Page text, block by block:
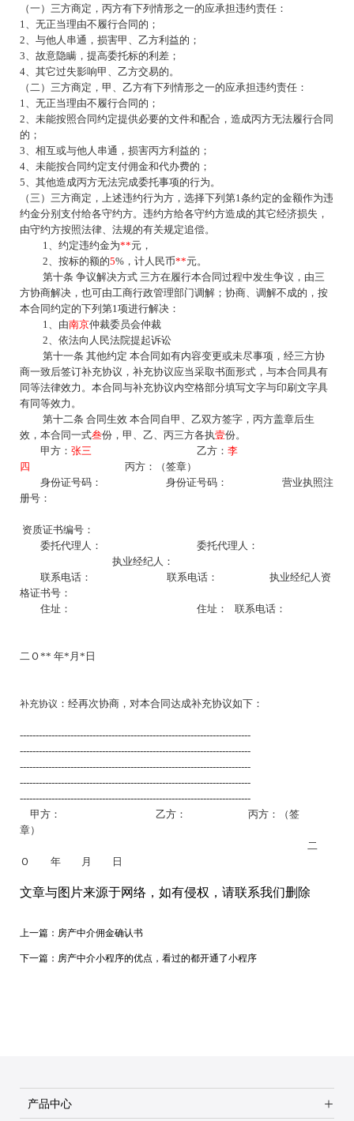
（一）三方商定，丙方有下列情形之一的应承担违约责任：
1、无正当理由不履行合同的；
2、与他人串通，损害甲、乙方利益的；
3、故意隐瞒，提高委托标的利差；
4、其它过失影响甲、乙方交易的。
（二）三方商定，甲、乙方有下列情形之一的应承担违约责任：
1、无正当理由不履行合同的；
2、未能按照合同约定提供必要的文件和配合，造成丙方无法履行合同
的；
3、相互或与他人串通，损害丙方利益的；
4、未能按合同约定支付佣金和代办费的；
5、其他造成丙方无法完成委托事项的行为。
（三）三方商定，上述违约行为方，选择下列第1条约定的金额作为违
约金分别支付给各守约方。违约方给各守约方造成的其它经济损失，
由守约方按照法律、法规的有关规定追偿。
1、约定违约金为**元，
2、按标的额的5%，计人民币**元。
第十条 争议解决方式 三方在履行本合同过程中发生争议，由三
方协商解决，也可由工商行政管理部门调解；协商、调解不成的，按
本合同约定的下列第1项进行解决：
1、由南京仲裁委员会仲裁
2、依法向人民法院提起诉讼
第十一条 其他约定 本合同如有内容变更或未尽事项，经三方协
商一致后签订补充协议，补充协议应当采取书面形式，与本合同具有
同等法律效力。本合同与补充协议内空格部分填写文字与印刷文字具
有同等效力。
第十二条 合同生效 本合同自甲、乙双方签字，丙方盖章后生
效，本合同一式叁份，甲、乙、丙三方各执壹份。
甲方： 张三 乙方： 李
四 丙方：（签章）
身份证号码：
身份证号码：
营业执照注
册号：
资质证书编号：
委托代理人：
委托代理人：
执业经纪人：
联系电话：
联系电话： 执业经纪人资
格证书号：
住址：
住址： 联系电话：
二Ｏ** 年* 月 * 日
补充协议 ：经再次协商，对本合同达成补充协议如下：
-------------------------------------------------------------------------
-------------------------------------------------------------------------
-------------------------------------------------------------------------
-------------------------------------------------------------------------
-------------------------------------------------------------------------
甲方：
乙方： 丙方：（签
章）
二
Ｏ 年 月 日
文章与图片来源于网络，如有侵权，请联系我们删除
上一篇： 房产中介佣金确认书
下一篇： 房产中介小程序的优点，看过的都开通了小程序
产品中心